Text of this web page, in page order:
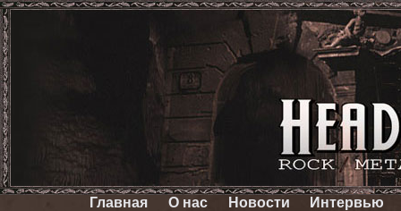
Главная О нас Новости Интервью